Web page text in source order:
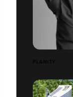
PLANITY